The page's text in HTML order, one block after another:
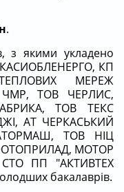
.
з якими укладено
КП
МЕРЕЖ
ЧМР, ТОВ ЧЕРЛИС,
ТОВ ТЕКС
АТ ЧЕРКАСЬКИЙ
ТОВ НІЦ
МОТОР
ПП "АКТИВТЕХ
бакалаврів.